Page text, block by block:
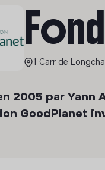
1 Carr de
2005 par
GoodPlanet